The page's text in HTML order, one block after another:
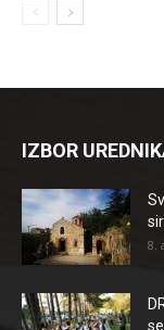
IZBOR
8.